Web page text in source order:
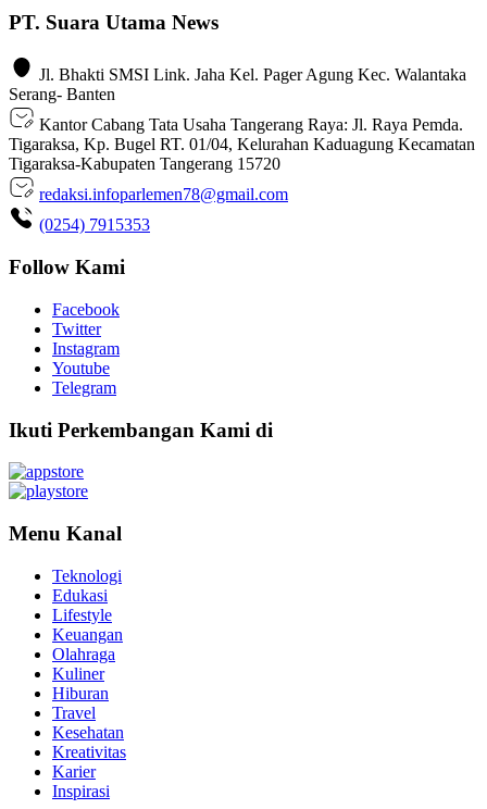
PT. Suara Utama News
Jl. Bhakti SMSI Link. Jaha Kel. Pager Agung Kec. Walantaka
Serang- Banten
Kantor Cabang Tata Usaha Tangerang Raya: Jl. Raya Pemda.
Tigaraksa, Kp. Bugel RT. 01/04, Kelurahan Kaduagung Kecamatan
Tigaraksa-Kabupaten Tangerang 15720
redaksi.infoparlemen78@gmail.com
(0254) 7915353
Follow Kami
Facebook
Twitter
Instagram
Youtube
Telegram
Ikuti Perkembangan Kami di
Menu Kanal
Teknologi
Edukasi
Lifestyle
Keuangan
Olahraga
Kuliner
Hiburan
Travel
Kesehatan
Kreativitas
Karier
Inspirasi